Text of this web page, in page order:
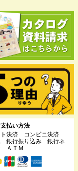
払い方法
ト決済 コンビニ決済
銀行振り込み 銀行ネ
ＡＴＭ